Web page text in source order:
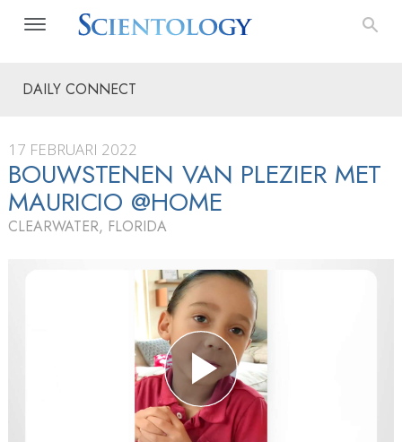
DAILY CONNECT
17 FEBRUARI 2022
BOUWSTENEN VAN PLEZIER MET
MAURICIO @HOME
CLEARWATER, FLORIDA